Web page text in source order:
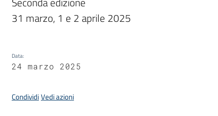
Menu selezionato
Servizi
il
Comune
31 marzo, 1 e 2 aprile 2025
Data:
24 marzo 2025
CondividiVedi azioni